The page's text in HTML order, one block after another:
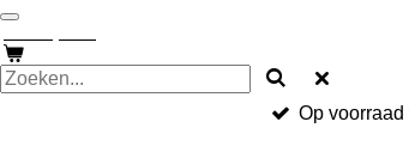
Ga
direct
naar
de
Op